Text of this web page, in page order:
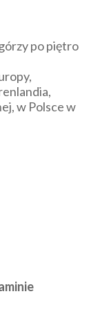
po piętro
w Polsce w